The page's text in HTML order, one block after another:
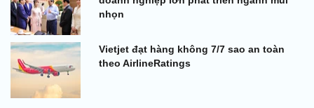
nhọn
Vietjet đạt hàng không 7/7 sao an toàn
theo AirlineRatings